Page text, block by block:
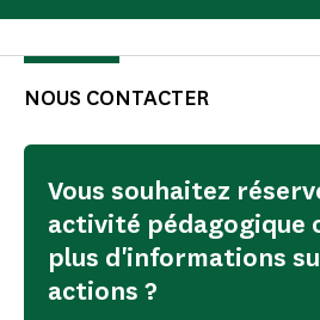
NOUS CONTACTER
Vous souhaitez
activité pédagogique
plus d'informations
actions ?